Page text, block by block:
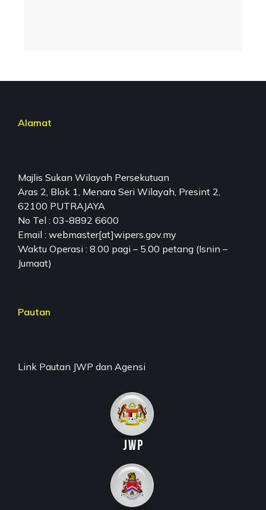
Alamat
Majlis Sukan Wilayah Persekutuan
Aras 2, Blok 1, Menara Seri Wilayah, Presint 2,
62100 PUTRAJAYA
No Tel : 03-8892 6600
Email : webmaster[at]wipers.gov.my
Waktu Operasi : 8.00 pagi – 5.00 petang (Isnin –
Jumaat)
Pautan
Link Pautan JWP dan Agensi